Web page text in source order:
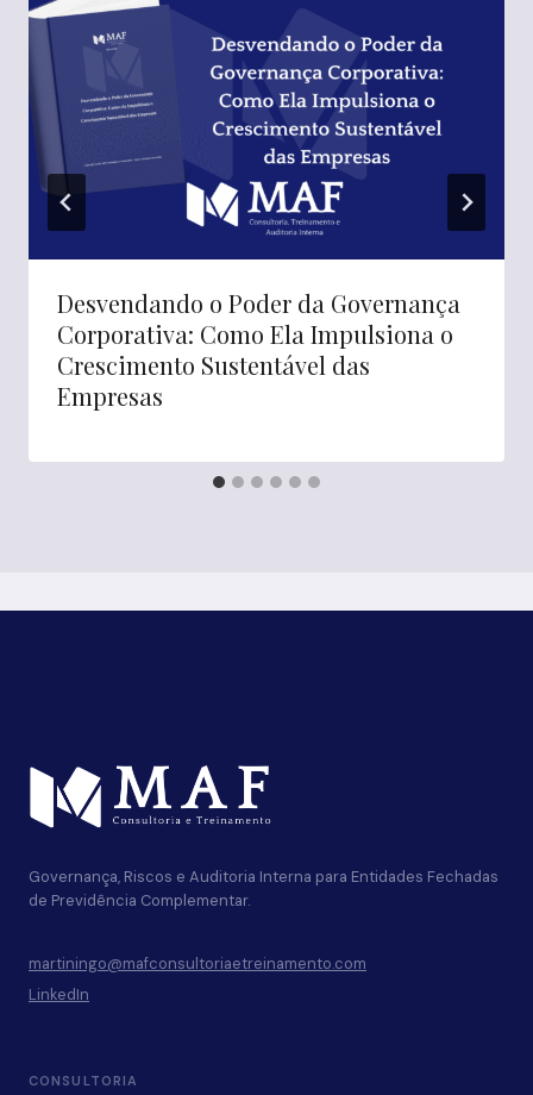
Desvendando o Poder da Governança
Corporativa: Como Ela Impulsiona o
Crescimento Sustentável das
Empresas
Governança, Riscos e Auditoria Interna para Entidades Fechadas
de Previdência Complementar.
martiningo@mafconsultoriaetreinamento.com
LinkedIn
CONSULTORIA